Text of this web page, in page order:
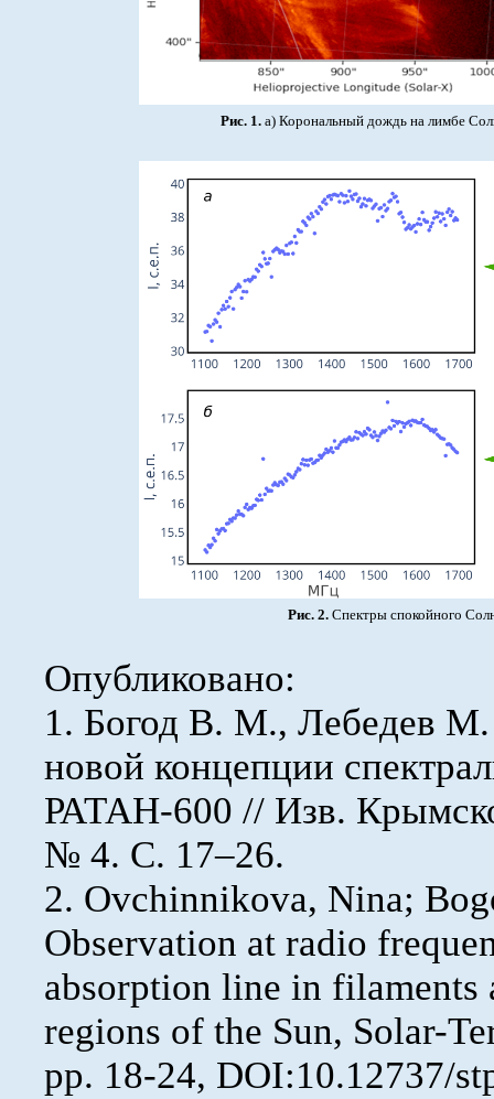
Рис. 1.а) Корональный дождь на лимбе
Рис. 2. Спектры спокойного
Опубликовано:
1. Богод В. М., Лебедев
новой концепции
РАТАН-600 // Изв.
№ 4. С. 17–26.
2. Ovchinnikova, Nina;
Observation at radio
absorption line in filaments
regions of the Sun, Solar-
pp. 18-24, DOI:10.12737/